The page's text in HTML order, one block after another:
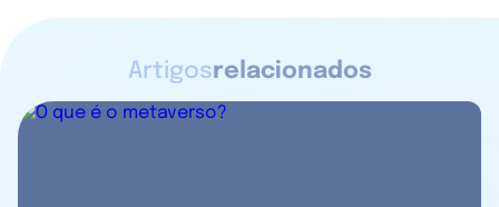
Artigosrelacionados